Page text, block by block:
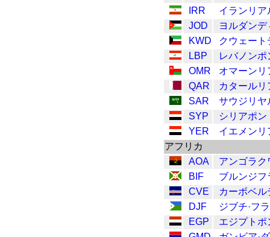
IRR
イランリア
JOD
ヨルダンデ
KWD
クウェー
LBP
レバノンポ
OMR
オマーンリ
QAR
カタールリ
SAR
サウジリヤ
SYP
シリアポン
YER
イエメンリ
アフリカ
AOA
アンゴラク
BIF
ブルンジフ
CVE
カーボベル
DJF
ジブチ·フ
EGP
エジプトポ